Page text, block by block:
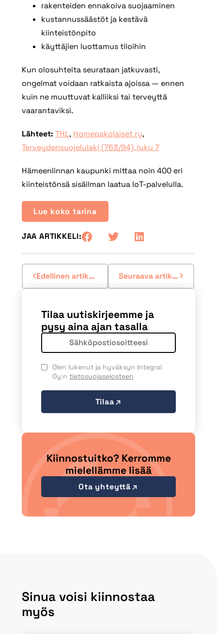
rakenteiden ennakoiva suojaaminen
kustannussäästöt ja kestävä
kiinteistönpito
käyttäjien luottamus tiloihin
Kun olosuhteita seurataan jatkuvasti,
ongelmat voidaan ratkaista ajoissa — ennen
kuin ne muuttuvat kalliiksi tai terveyttä
vaarantaviksi.
Lähteet: THL, Homepakolaiset ry,
Terveydensuojelulaki (763/94), luku 7
Hämeenlinnan kaupunki mittaa noin 400 eri
kiinteistönsä sisäilman laatua IoT-palvelulla.
Lue koko tarina
JAA ARTIKKELI:
Edellinen artikkeli Seuraava artikkeli
Tilaa uutiskirjeemme ja
pysy aina ajan tasalla
Olen lukenut ja hyväksyn Integral
Oy:n tietosuojaselosteen
Tilaa
Kiinnostuitko? Kerromme
mielellämme lisää
Ota yhteyttä
Sinua voisi kiinnostaa
myös